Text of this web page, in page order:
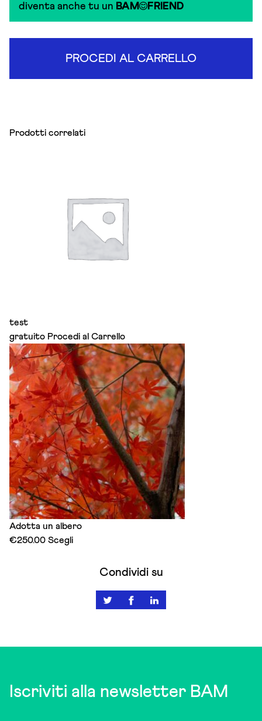
diventa anche tu un BAM FRIEND
PROCEDI AL CARRELLO
Prodotti correlati
test
gratuito Procedi al Carrello
Adotta un albero
€250.00 ScegliThis
variants.
the
Condividi su
Iscriviti alla newsletter BAM